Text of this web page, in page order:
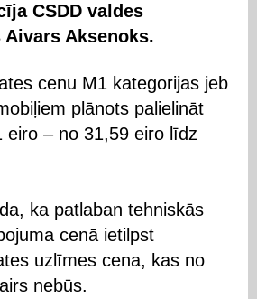
CSDD valdes
Aksenoks.
cenu M1 kategorijas jeb
plānots palielināt
eiro – no 31,59 eiro līdz
ka patlaban tehniskās
cenā ietilpst
uzlīmes cena, kas no
nebūs.